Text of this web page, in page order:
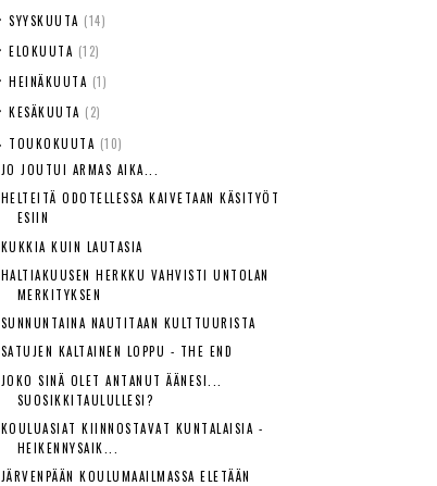
SYYSKUUTA (14)
ELOKUUTA (12)
HEINÄKUUTA (1)
KESÄKUUTA (2)
TOUKOKUUTA (10)
JO JOUTUI ARMAS AIKA...
HELTEITÄ ODOTELLESSA KAIVETAAN KÄSITYÖT
ESIIN
KUKKIA KUIN LAUTASIA
HALTIAKUUSEN HERKKU VAHVISTI UNTOLAN
MERKITYKSEN
SUNNUNTAINA NAUTITAAN KULTTUURISTA
SATUJEN KALTAINEN LOPPU - THE END
JOKO SINÄ OLET ANTANUT ÄÄNESI...
SUOSIKKITAULULLESI?
KOULUASIAT KIINNOSTAVAT KUNTALAISIA -
HEIKENNYSAIK...
JÄRVENPÄÄN KOULUMAAILMASSA ELETÄÄN